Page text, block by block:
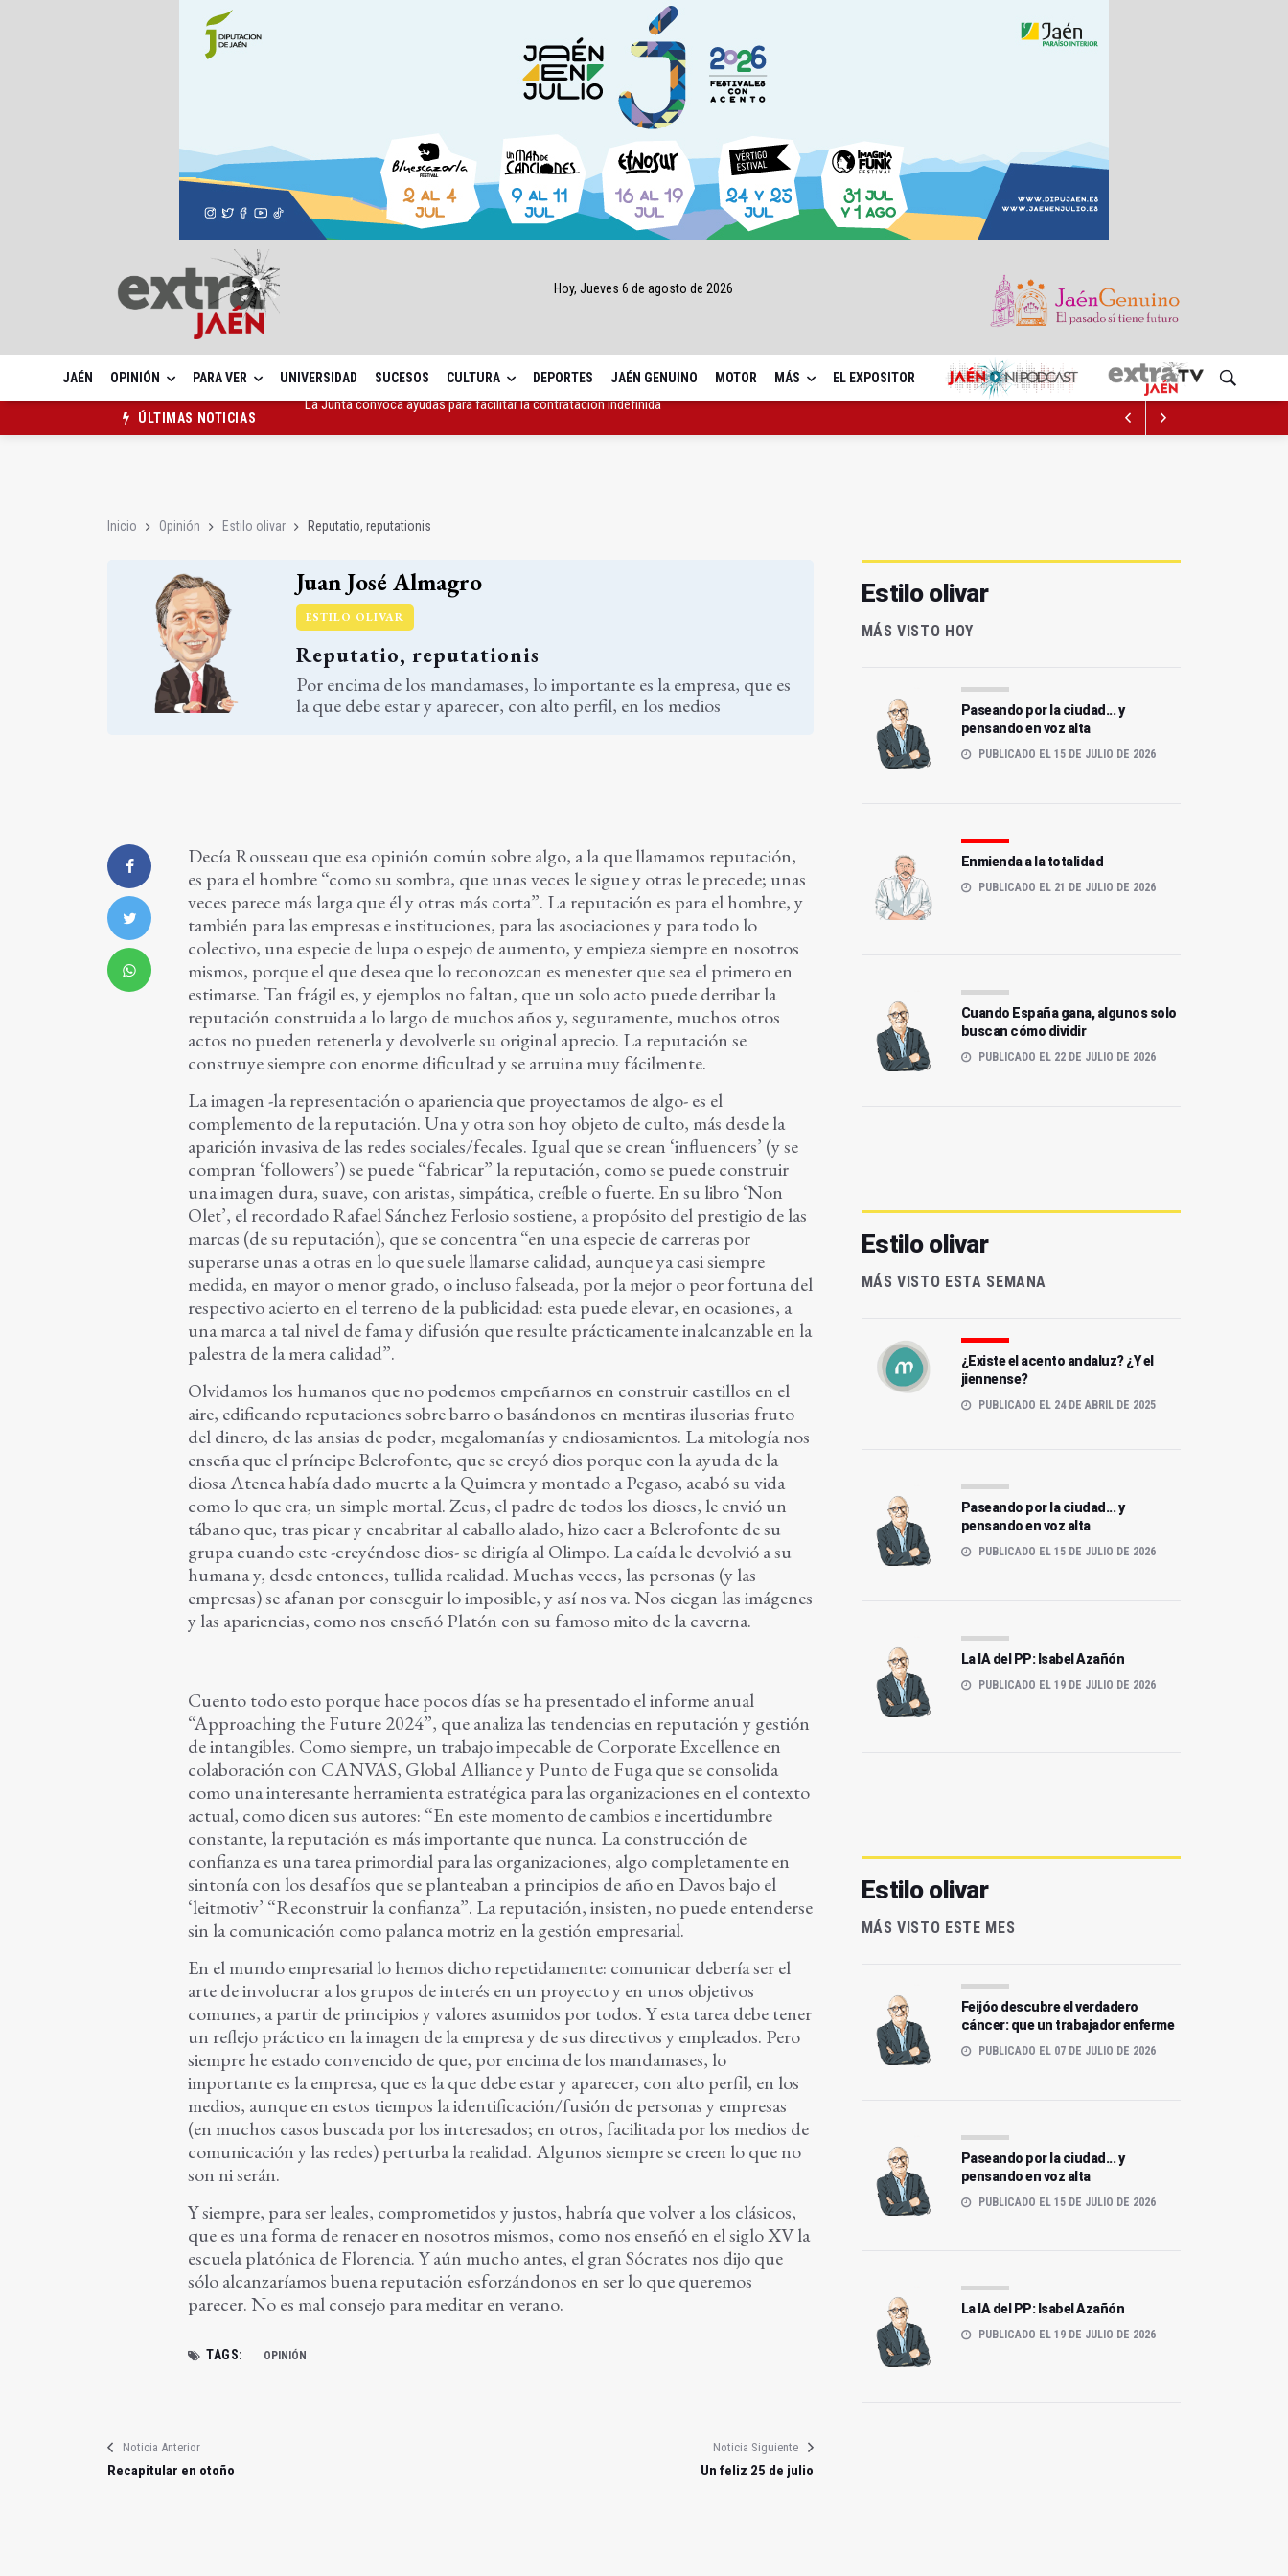
Hoy, Jueves 6 de agosto de 2026
JAÉN OPINIÓN PARA VER UNIVERSIDAD SUCESOS CULTURA DEPORTES JAÉN GENUINO MOTOR MÁS EL EXPOSITOR
ÚLTIMAS NOTICIAS
Inicio Opinión Estilo olivar Reputatio, reputationis
Juan José Almagro
ESTILO OLIVAR
Reputatio, reputationis
Por encima de los mandamases, lo importante es la empresa, que es
la que debe estar y aparecer, con alto perfil, en los medios
Decía Rousseau que esa opinión común sobre algo, a la que llamamos reputación,
es para el hombre “como su sombra, que unas veces le sigue y otras le precede; unas
veces parece más larga que él y otras más corta”. La reputación es para el hombre, y
también para las empresas e instituciones, para las asociaciones y para todo lo
colectivo, una especie de lupa o espejo de aumento, y empieza siempre en nosotros
mismos, porque el que desea que lo reconozcan es menester que sea el primero en
estimarse. Tan frágil es, y ejemplos no faltan, que un solo acto puede derribar la
reputación construida a lo largo de muchos años y, seguramente, muchos otros
actos no pueden retenerla y devolverle su original aprecio. La reputación se
construye siempre con enorme dificultad y se arruina muy fácilmente.
La imagen -la representación o apariencia que proyectamos de algo- es el
complemento de la reputación. Una y otra son hoy objeto de culto, más desde la
aparición invasiva de las redes sociales/fecales. Igual que se crean ‘influencers’ (y se
compran ‘followers’) se puede “fabricar” la reputación, como se puede construir
una imagen dura, suave, con aristas, simpática, creíble o fuerte. En su libro ‘Non
Olet’, el recordado Rafael Sánchez Ferlosio sostiene, a propósito del prestigio de las
marcas (de su reputación), que se concentra “en una especie de carreras por
superarse unas a otras en lo que suele llamarse calidad, aunque ya casi siempre
medida, en mayor o menor grado, o incluso falseada, por la mejor o peor fortuna del
respectivo acierto en el terreno de la publicidad: esta puede elevar, en ocasiones, a
una marca a tal nivel de fama y difusión que resulte prácticamente inalcanzable en la
palestra de la mera calidad”.
Olvidamos los humanos que no podemos empeñarnos en construir castillos en el
aire, edificando reputaciones sobre barro o basándonos en mentiras ilusorias fruto
del dinero, de las ansias de poder, megalomanías y endiosamientos. La mitología nos
enseña que el príncipe Belerofonte, que se creyó dios porque con la ayuda de la
diosa Atenea había dado muerte a la Quimera y montado a Pegaso, acabó su vida
como lo que era, un simple mortal. Zeus, el padre de todos los dioses, le envió un
tábano que, tras picar y encabritar al caballo alado, hizo caer a Belerofonte de su
grupa cuando este -creyéndose dios- se dirigía al Olimpo. La caída le devolvió a su
humana y, desde entonces, tullida realidad. Muchas veces, las personas (y las
empresas) se afanan por conseguir lo imposible, y así nos va. Nos ciegan las imágenes
y las apariencias, como nos enseñó Platón con su famoso mito de la caverna.
Cuento todo esto porque hace pocos días se ha presentado el informe anual
“Approaching the Future 2024”, que analiza las tendencias en reputación y gestión
de intangibles. Como siempre, un trabajo impecable de Corporate Excellence en
colaboración con CANVAS, Global Alliance y Punto de Fuga que se consolida
como una interesante herramienta estratégica para las organizaciones en el contexto
actual, como dicen sus autores: “En este momento de cambios e incertidumbre
constante, la reputación es más importante que nunca. La construcción de
confianza es una tarea primordial para las organizaciones, algo completamente en
sintonía con los desafíos que se planteaban a principios de año en Davos bajo el
‘leitmotiv’ “Reconstruir la confianza”. La reputación, insisten, no puede entenderse
sin la comunicación como palanca motriz en la gestión empresarial.
En el mundo empresarial lo hemos dicho repetidamente: comunicar debería ser el
arte de involucrar a los grupos de interés en un proyecto y en unos objetivos
comunes, a partir de principios y valores asumidos por todos. Y esta tarea debe tener
un reflejo práctico en la imagen de la empresa y de sus directivos y empleados. Pero
siempre he estado convencido de que, por encima de los mandamases, lo
importante es la empresa, que es la que debe estar y aparecer, con alto perfil, en los
medios, aunque en estos tiempos la identificación/fusión de personas y empresas
(en muchos casos buscada por los interesados; en otros, facilitada por los medios de
comunicación y las redes) perturba la realidad. Algunos siempre se creen lo que no
son ni serán.
Y siempre, para ser leales, comprometidos y justos, habría que volver a los clásicos,
que es una forma de renacer en nosotros mismos, como nos enseñó en el siglo XV la
escuela platónica de Florencia. Y aún mucho antes, el gran Sócrates nos dijo que
sólo alcanzaríamos buena reputación esforzándonos en ser lo que queremos
parecer. No es mal consejo para meditar en verano.
TAGS: OPINIÓN
Noticia Anterior
Recapitular en otoño
Noticia Siguiente
Un feliz 25 de julio
Estilo olivar
MÁS VISTO HOY
Paseando por la ciudad... y
pensando en voz alta
PUBLICADO EL 15 DE JULIO DE 2026
Enmienda a la totalidad
PUBLICADO EL 21 DE JULIO DE 2026
Cuando España gana, algunos solo
buscan cómo dividir
PUBLICADO EL 22 DE JULIO DE 2026
Estilo olivar
MÁS VISTO ESTA SEMANA
¿Existe el acento andaluz? ¿Y el
jiennense?
PUBLICADO EL 24 DE ABRIL DE 2025
Paseando por la ciudad... y
pensando en voz alta
PUBLICADO EL 15 DE JULIO DE 2026
La IA del PP: Isabel Azañón
PUBLICADO EL 19 DE JULIO DE 2026
Estilo olivar
MÁS VISTO ESTE MES
Feijóo descubre el verdadero
cáncer: que un trabajador enferme
PUBLICADO EL 07 DE JULIO DE 2026
Paseando por la ciudad... y
pensando en voz alta
PUBLICADO EL 15 DE JULIO DE 2026
La IA del PP: Isabel Azañón
PUBLICADO EL 19 DE JULIO DE 2026